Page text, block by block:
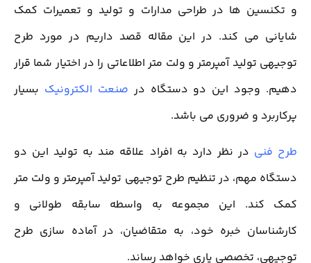
و تکنسین ها در طراحی مدارات و تولید و تعمیرات کمک
شایانی می کند. در این مقاله قصد داریم در مورد طرح
توجیهی تولید آمپرمتر و ولت متر اطلاعاتی را در اختیار شما قرار
دهیم. وجود این دو دستگاه در صنعت الکترونیک بسیار
پرکاربرد و ضروری می باشد.
طرح فنی در نظر دارد به افراد علاقه مند به تولید این دو
دستگاه مهم، در تنظیم طرح توجیهی تولید آمپرمتر و ولت متر
کمک کند. این مجموعه به واسطه سابقه طولانی و
کارشناسان خبره خود، به متقاضیان، در آماده سازی طرح
توجیهی، تخصصی یاری خواهد رساند.